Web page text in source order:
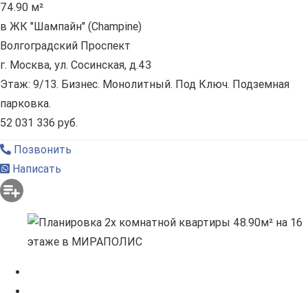
74.90 м²
в ЖК "Шампайн" (Champine)
Волгоградский Проспект
г. Москва, ул. Сосинская, д.43
Этаж: 9/13. Бизнес. Монолитный. Под Ключ. Подземная
парковка.
52 031 336 руб.
Позвонить
Написать